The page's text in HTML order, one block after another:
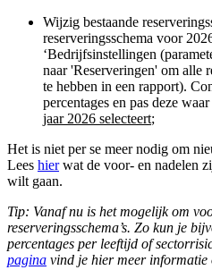
Wijzig bestaande
reserveringsschema voor
‘Bedrijfsinstellingen
naar 'Reserveringen' om alle
te hebben in een rapport).
percentages en pas deze
jaar 2026 selecteert;
Het is niet per se meer nodig om
Lees hierwat de voor- en nadelen
wilt gaan.
Tip: Vanaf nu is het mogelijk om
reserveringsschema’s. Zo kun je
percentages per leeftijd of
pagina vind je hier meer informatie